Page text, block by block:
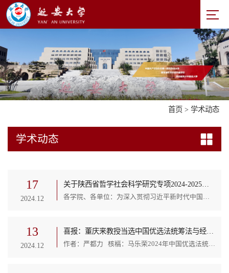
首页 > 学术动态
学术动态
17
2024.12 各学院、各单位：为深入贯彻习近平新时代中国特色社会主义思想，特别是习近平生态文明思想，深入学习贯彻习近平总书记历次来陕考察重要讲话重要指示精神，认真贯彻落实《关于支持省级各民主党派、无党派人士开展大气污染治理专项民主监督工作的实施方案》精神，提高大气污染治理专项民主监督工作实效，陕西省社会科学界联合会（以下简称“省社科联”）、中国民主建国会陕西省委员会（以下简称“民建陕西省委会”）根据《陕西省哲学社会科学研究专项管理办法》...
13
2024.12 作者：严都力 核稿：马乐荣2024年中国优选法统筹法与经济数学研究会工业工程分会学术交流暨学会年会，于12月6日至8日在南京理工大学召开。我校董庆来教授应邀参会，并当选为中国优选法统筹法与经济数学研究会工业工程分会的副理事长。此次年会由中国优选法统筹法与经济数学研究会工业工程分会主办，南京理工大学经济管理学院和江苏省高端装备质量提升工程研究中心承办，会议主题为“新质生产力下的质量与可靠性创新”，来自全国126所高校的350余位专家学者、...